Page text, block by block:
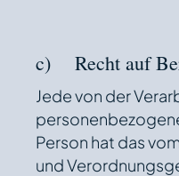
c) Recht auf
Jede von der
Person hat das
und